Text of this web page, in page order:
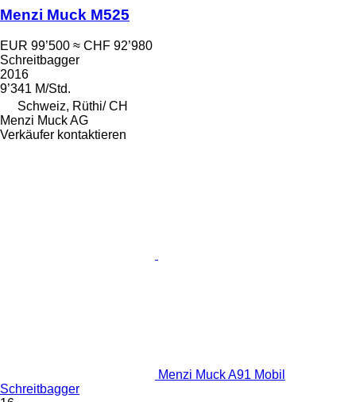
Menzi Muck M525
EUR 99’500 ≈ CHF 92’980
Schreitbagger
2016
9’341 M/Std.
Schweiz, Rüthi/ CH
Menzi Muck AG
Verkäufer kontaktieren
Menzi Muck A91 Mobil
Schreitbagger